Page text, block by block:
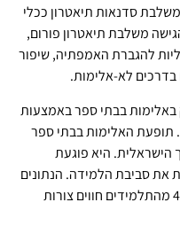
סדנאות תיאטרון ככלי
משלבת תיאטרון פורום,
להגברת האמפתיה, שיפור
בדרכים לא-אלימות.
בבתי ספר באמצעות
תופעת האלימות בבתי ספר
הישראלית. היא פוגעת
את סביבת הלמידה. הנתונים
האחרונים מצביעים על כך שכמעט 40% מהתלמידים חווים צורות